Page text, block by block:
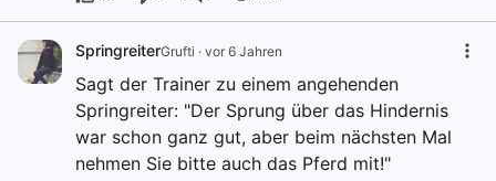
SpringreiterGrufti · vor 6 Jahren
Sagt der Trainer zu einem angehenden
Springreiter: "Der Sprung über das Hindernis
war schon ganz gut, aber beim nächsten Mal
nehmen Sie bitte auch das Pferd mit!"